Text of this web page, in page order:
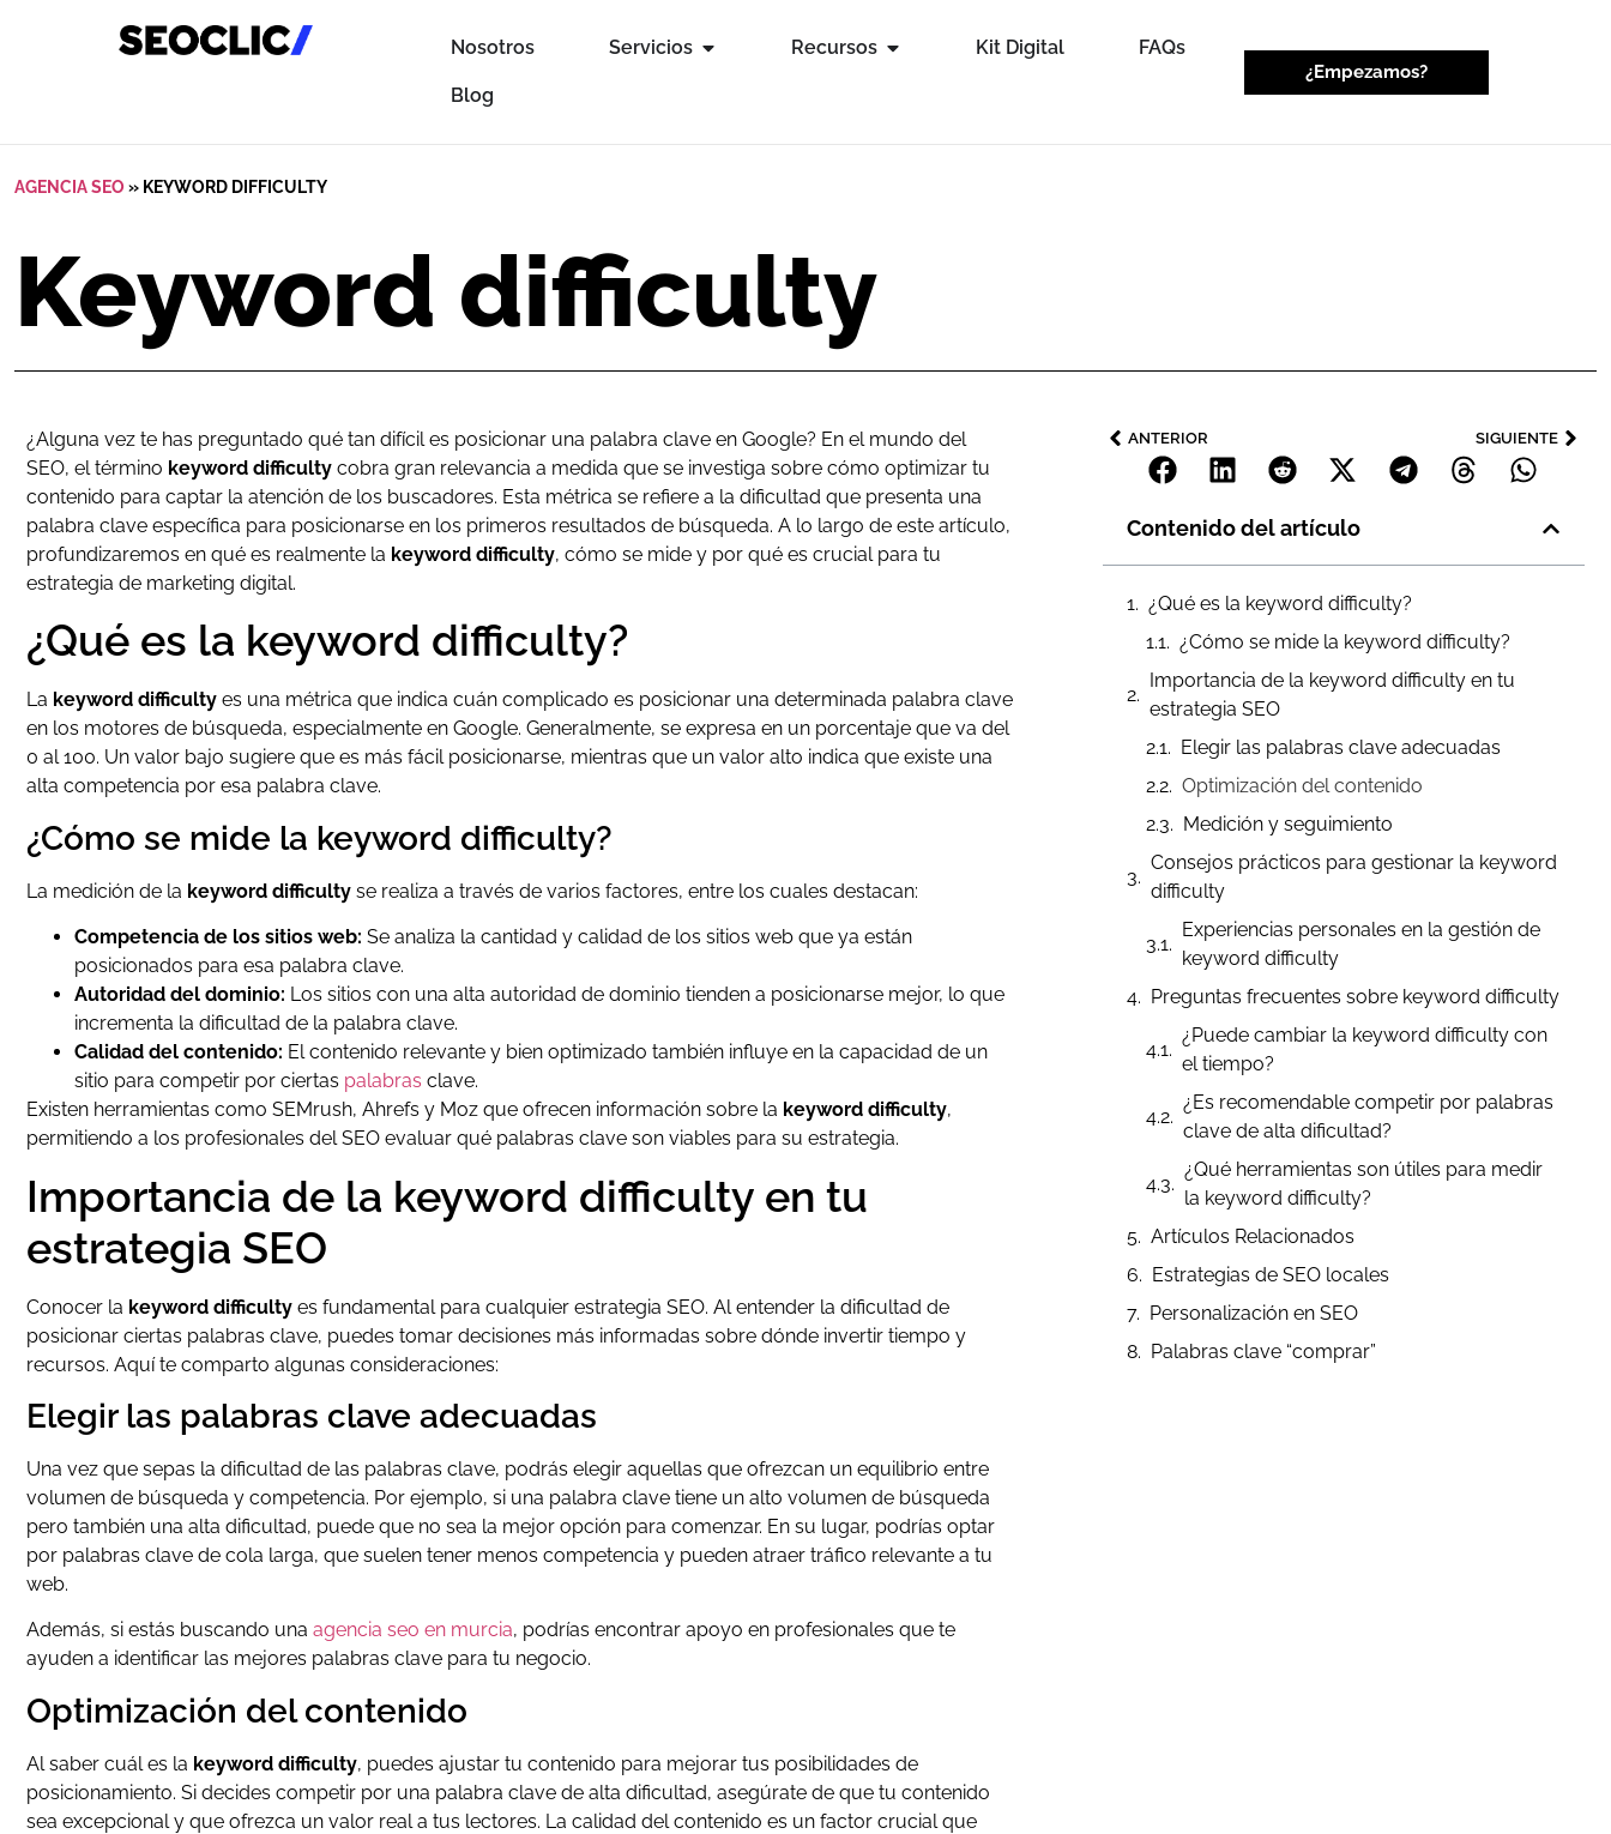
Nosotros Servicios Recursos Kit Digital FAQs
Blog
¿Empezamos?
AGENCIA SEO» KEYWORD DIFFICULTY
Keyword difficulty
¿Alguna vez te has preguntado qué tan difícil es posicionar una palabra clave en Google? En el mundo del
SEO, el término keyword difficulty cobra gran relevancia a medida que se investiga sobre cómo optimizar tu
contenido para captar la atención de los buscadores. Esta métrica se refiere a la dificultad que presenta una
palabra clave específica para posicionarse en los primeros resultados de búsqueda. A lo largo de este artículo,
profundizaremos en qué es realmente la keyword difficulty, cómo se mide y por qué es crucial para tu
estrategia de marketing digital.
¿Qué es la keyword difficulty?
La keyword difficulty es una métrica que indica cuán complicado es posicionar una determinada palabra clave
en los motores de búsqueda, especialmente en Google. Generalmente, se expresa en un porcentaje que va del
0 al 100. Un valor bajo sugiere que es más fácil posicionarse, mientras que un valor alto indica que existe una
alta competencia por esa palabra clave.
¿Cómo se mide la keyword difficulty?
La medición de la keyword difficulty se realiza a través de varios factores, entre los cuales destacan:
Competencia de los sitios web: Se analiza la cantidad y calidad de los sitios web que ya están
posicionados para esa palabra clave.
Autoridad del dominio: Los sitios con una alta autoridad de dominio tienden a posicionarse mejor, lo que
incrementa la dificultad de la palabra clave.
Calidad del contenido: El contenido relevante y bien optimizado también influye en la capacidad de un
sitio para competir por ciertas palabras clave.
Existen herramientas como SEMrush, Ahrefs y Moz que ofrecen información sobre la keyword difficulty,
permitiendo a los profesionales del SEO evaluar qué palabras clave son viables para su estrategia.
Importancia de la keyword difficulty en tu
estrategia SEO
Conocer la keyword difficulty es fundamental para cualquier estrategia SEO. Al entender la dificultad de
posicionar ciertas palabras clave, puedes tomar decisiones más informadas sobre dónde invertir tiempo y
recursos. Aquí te comparto algunas consideraciones:
Elegir las palabras clave adecuadas
Una vez que sepas la dificultad de las palabras clave, podrás elegir aquellas que ofrezcan un equilibrio entre
volumen de búsqueda y competencia. Por ejemplo, si una palabra clave tiene un alto volumen de búsqueda
pero también una alta dificultad, puede que no sea la mejor opción para comenzar. En su lugar, podrías optar
por palabras clave de cola larga, que suelen tener menos competencia y pueden atraer tráfico relevante a tu
web.
Además, si estás buscando una agencia seo en murcia, podrías encontrar apoyo en profesionales que te
ayuden a identificar las mejores palabras clave para tu negocio.
Optimización del contenido
Al saber cuál es la keyword difficulty, puedes ajustar tu contenido para mejorar tus posibilidades de
posicionamiento. Si decides competir por una palabra clave de alta dificultad, asegúrate de que tu contenido
sea excepcional y que ofrezca un valor real a tus lectores. La calidad del contenido es un factor crucial que
ANTERIOR SIGUIENTE
Contenido del artículo
¿Qué es la keyword difficulty?
¿Cómo se mide la keyword difficulty?
Importancia de la keyword difficulty en tu
estrategia SEO
Elegir las palabras clave adecuadas
Optimización del contenido
Medición y seguimiento
Consejos prácticos para gestionar la keyword
difficulty
Experiencias personales en la gestión de
keyword difficulty
Preguntas frecuentes sobre keyword difficulty
¿Puede cambiar la keyword difficulty con
el tiempo?
¿Es recomendable competir por palabras
clave de alta dificultad?
¿Qué herramientas son útiles para medir
la keyword difficulty?
Artículos Relacionados
Estrategias de SEO locales
Personalización en SEO
Palabras clave “comprar”